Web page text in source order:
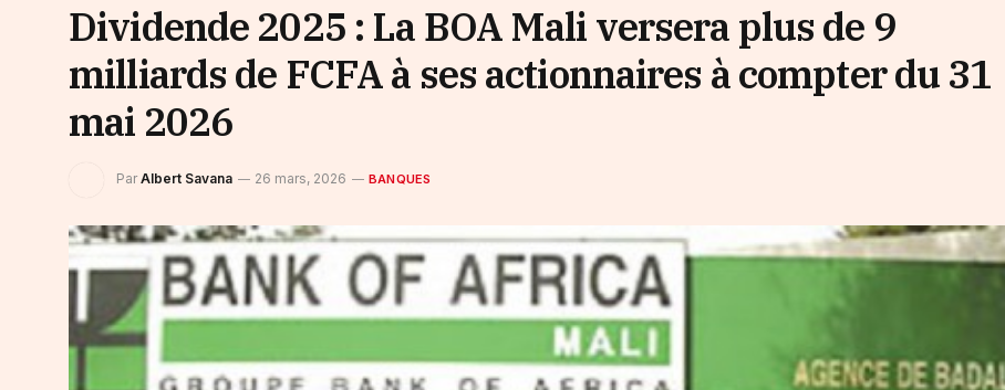
Dividende 2025 : La BOA Mali versera plus de 9
milliards de FCFA à ses actionnaires à compter du 31
mai 2026
Par Albert Savana 26 mars, 2026 BANQUES